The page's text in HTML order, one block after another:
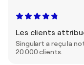
Les clients
Singulart a reçu la
20 000 clients.